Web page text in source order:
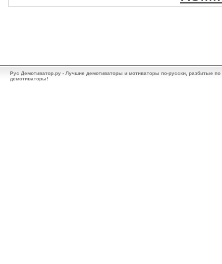
Рус Демотиватор.ру - Лучшие демотиваторы и мотиваторы по-русски, разбитые
демотиваторы!